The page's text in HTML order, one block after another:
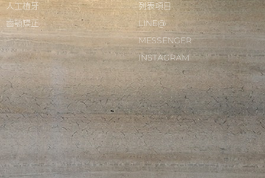
人工植牙
齒顎矯正
列表項目
LINE@
MESSENGER
INSTAGRAM